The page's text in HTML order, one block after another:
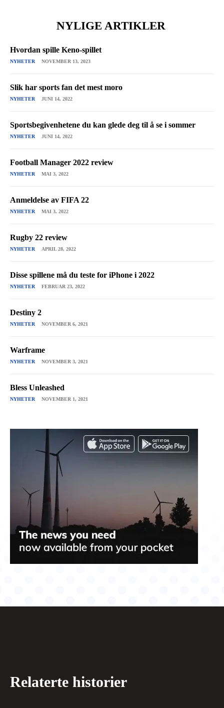
NYLIGE ARTIKLER
Hvordan spille Keno-spillet
NYHETER NOVEMBER 13, 2023
Slik har sports fan det mest moro
NYHETER JUNI 14, 2022
Sportsbegivenhetene du kan glede deg til å se i sommer
NYHETER JUNI 14, 2022
Football Manager 2022 review
NYHETER MAI 3, 2022
Anmeldelse av FIFA 22
NYHETER MAI 3, 2022
Rugby 22 review
NYHETER APRIL 28, 2022
Disse spillene må du teste for iPhone i 2022
NYHETER FEBRUAR 23, 2022
Destiny 2
NYHETER NOVEMBER 6, 2021
Warframe
NYHETER NOVEMBER 3, 2021
Bless Unleashed
NYHETER NOVEMBER 1, 2021
Relaterte historier